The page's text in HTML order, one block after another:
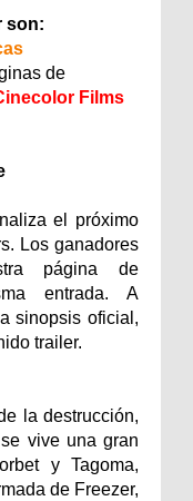
son:
de
Films
el próximo
Los ganadores
página de
entrada. A
sinopsis oficial,
trailer.
la destrucción,
vive una gran
y Tagoma,
de Freezer,